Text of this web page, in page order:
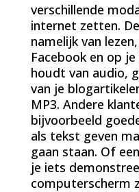
verschillende
internet zetten.
namelijk van
Facebook en op
houdt van audio,
van je
MP3. Andere
bijvoorbeeld
als tekst geven
gaan staan. Of
je iets
computerscherm